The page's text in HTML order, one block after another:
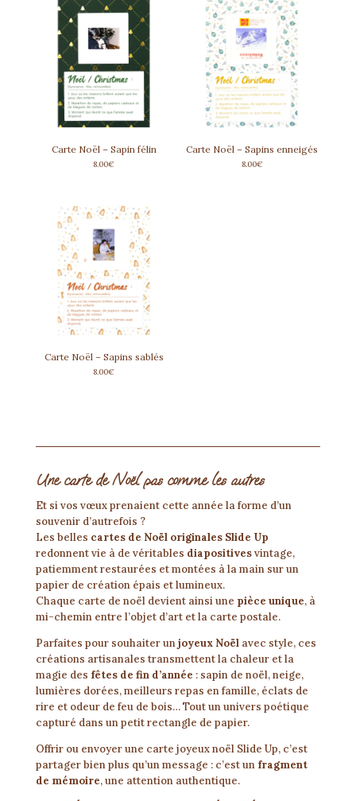
Carte Noël – Sapin félin
8.00€
Carte Noël – Sapins enneigés
8.00€
Carte Noël – Sapins sablés
8.00€
Une carte de Noël pas comme les autres
Et si vos vœux prenaient cette année la forme d’un
souvenir d’autrefois ?
Les belles cartes de Noël originales Slide Up
redonnent vie à de véritables diapositivesvintage,
patiemment restaurées et montées à la main sur un
papier de création épais et lumineux.
Chaque carte de noël devient ainsi une pièce unique, à
mi-chemin entre l’objet d’art et la carte postale.
Parfaites pour souhaiter unjoyeux Noëlavec style, ces
créations artisanales transmettent la chaleur et la
magie des fêtes de fin d’année : sapin de noël, neige,
lumières dorées, meilleurs repas en famille, éclats de
rire et odeur de feu de bois… Tout un univers poétique
capturé dans un petit rectangle de papier.
Offrir ou envoyer une carte joyeux noël Slide Up, c’est
partager bien plus qu’un message : c’est un fragment
de mémoire, une attention authentique.